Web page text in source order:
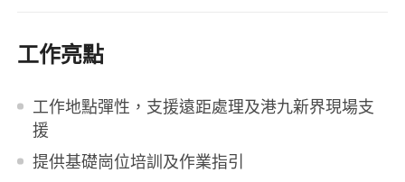
工作亮點
工作地點彈性，支援遠距處理及港九新界現場支
援
提供基礎崗位培訓及作業指引